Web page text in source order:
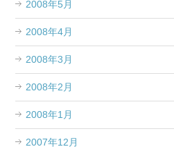
2008年5月
2008年4月
2008年3月
2008年2月
2008年1月
2007年12月